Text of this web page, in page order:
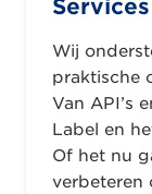
Services
Wij
praktische
Van API’s
Label en
Of het nu
verbeteren